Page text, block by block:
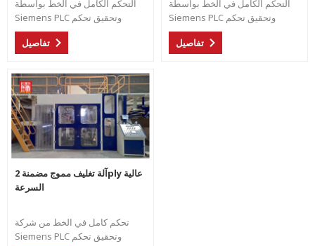
التحكم الكامل في الخط بواسطة
Siemens PLC وتحقيق تحكم
متزامن. إنتاج مرن عالي السرعة
تفاصيل
التحكم الكامل في الخط بواسطة
Siemens PLC وتحقيق تحكم
متزامن. إنتاج مرن وعالي السرعة
لأنواع مختلفة من أشكال الفلوت
تفاصيل
آلة تغليف مموج مضمنة 2ply عالية
السرعة
تحكم كامل في الخط من شركة
Siemens PLC وتحقيق تحكم